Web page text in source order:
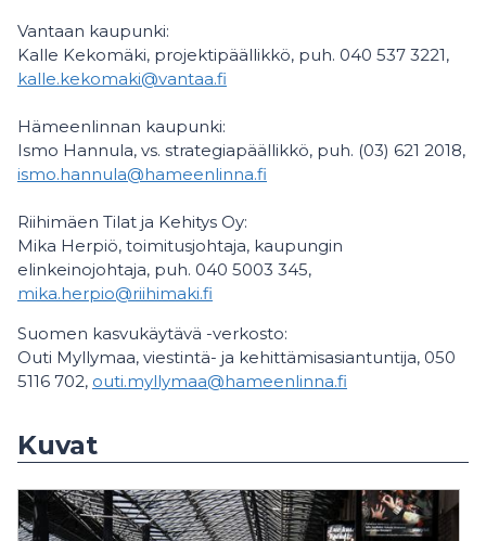
Vantaan kaupunki:
Kalle Kekomäki, projektipäällikkö, puh. 040 537 3221,
kalle.kekomaki@vantaa.fi
Hämeenlinnan kaupunki:
Ismo Hannula, vs. strategiapäällikkö, puh. (03) 621 2018,
ismo.hannula@hameenlinna.fi
Riihimäen Tilat ja Kehitys Oy:
Mika Herpiö, toimitusjohtaja, kaupungin
elinkeinojohtaja, puh. 040 5003 345,
mika.herpio@riihimaki.fi
Suomen kasvukäytävä -verkosto:
Outi Myllymaa, viestintä- ja kehittämisasiantuntija, 050
5116 702, outi.myllymaa@hameenlinna.fi
Kuvat